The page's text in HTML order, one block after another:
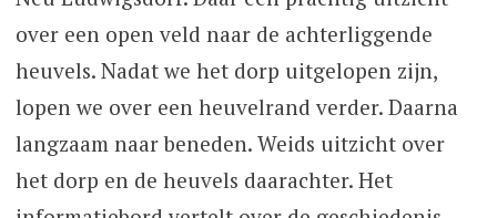
over een open veld naar de achterliggende
heuvels. Nadat we het dorp uitgelopen zijn,
lopen we over een heuvelrand verder. Daarna
langzaam naar beneden. Weids uitzicht over
het dorp en de heuvels daarachter. Het